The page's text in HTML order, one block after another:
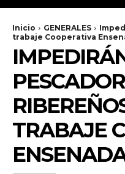
Inicio GENERALES
trabaje Cooperativa
TRABAJE